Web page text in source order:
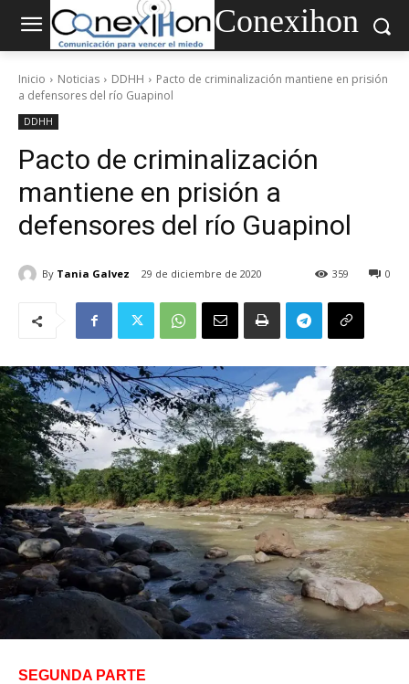
Conexihon
Inicio Noticias DDHH
Pacto de criminalización mantiene en prisión
a defensores del río Guapinol
DDHH
Pacto de criminalización
mantiene en prisión a
defensores del río Guapinol
By Tania Galvez 29 de diciembre de 2020 0
359
SEGUNDA PARTE